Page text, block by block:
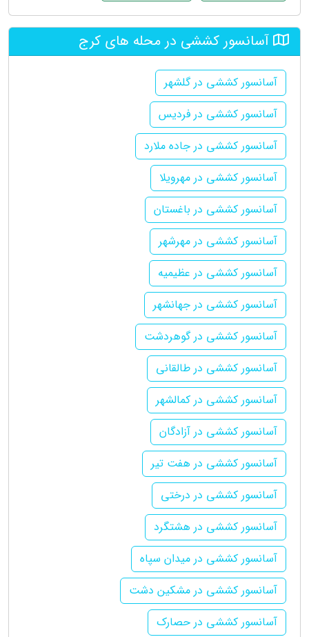
آسانسور کششی در محله های کرج
آسانسور کششی در گلشهر
آسانسور کششی در فردیس
آسانسور کششی در جاده ملارد
آسانسور کششی در مهرویلا
آسانسور کششی در باغستان
آسانسور کششی در مهرشهر
آسانسور کششی در عظیمیه
آسانسور کششی در جهانشهر
آسانسور کششی در گوهردشت
آسانسور کششی در طالقانی
آسانسور کششی در کمالشهر
آسانسور کششی در آزادگان
آسانسور کششی در هفت تیر
آسانسور کششی در درختی
آسانسور کششی در هشتگرد
آسانسور کششی در میدان سپاه
آسانسور کششی در مشکین دشت
آسانسور کششی در حصارک